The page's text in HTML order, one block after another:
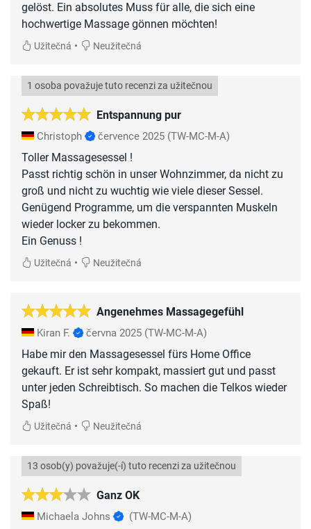
gelöst. Ein absolutes Muss für alle, die sich eine
hochwertige Massage gönnen möchten!
Užitečná • Neužitečná
Entspannung pur
1 osoba považuje tuto recenzi za užitečnou
Christoph července 2025 (TW-MC-M-A)
Toller Massagesessel !
Passt richtig schön in unser Wohnzimmer, da nicht zu
groß und nicht zu wuchtig wie viele dieser Sessel.
Genügend Programme, um die verspannten Muskeln
wieder locker zu bekommen.
Ein Genuss !
Užitečná • Neužitečná
Angenehmes Massagegefühl
Kiran F. června 2025 (TW-MC-M-A)
Habe mir den Massagesessel fürs Home Office
gekauft. Er ist sehr kompakt, massiert gut und passt
unter jeden Schreibtisch. So machen die Telkos wieder
Spaß!
Užitečná • Neužitečná
Ganz OK
13 osob(y) považuje(-í) tuto recenzi za užitečnou
Michaela Johns (TW-MC-M-A)